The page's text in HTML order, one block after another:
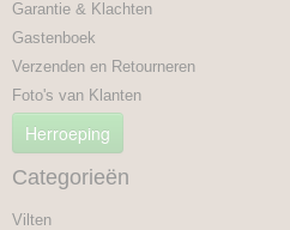
Garantie & Klachten
Gastenboek
Verzenden en Retourneren
Foto's van Klanten
Herroeping
Categorieën
Vilten